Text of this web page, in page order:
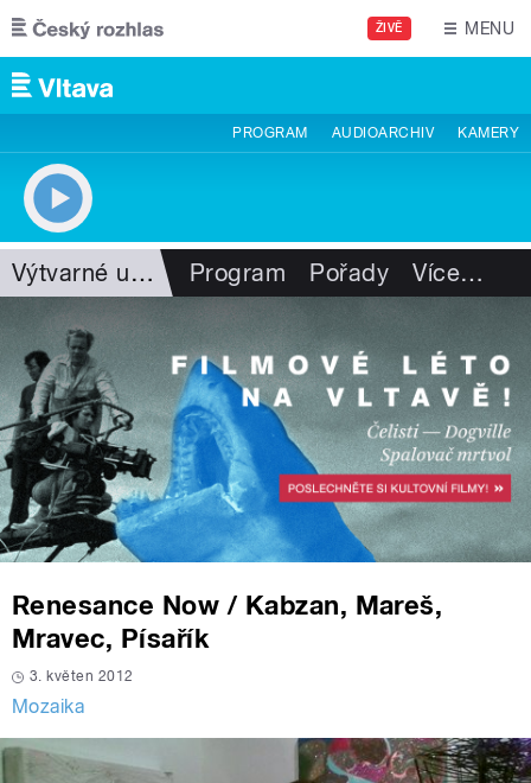
Přejít k hlavnímu obsahu
ŽIVĚ MENU
PROGRAM AUDIOARCHIV KAMERY
Výtvarné umění Program Pořady Více…
Renesance Now / Kabzan, Mareš,
Mravec, Písařík
3. květen 2012
Mozaika